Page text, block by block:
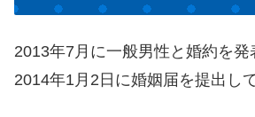
2013年7月に一般男性と婚約を発
2014年1月2日に婚姻届を提出し